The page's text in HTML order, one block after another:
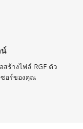
สร้างไฟล์ RGF ตัว
ซอร์ของคุณ